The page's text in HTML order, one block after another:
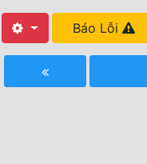
Tất Cả Báo Lỗi